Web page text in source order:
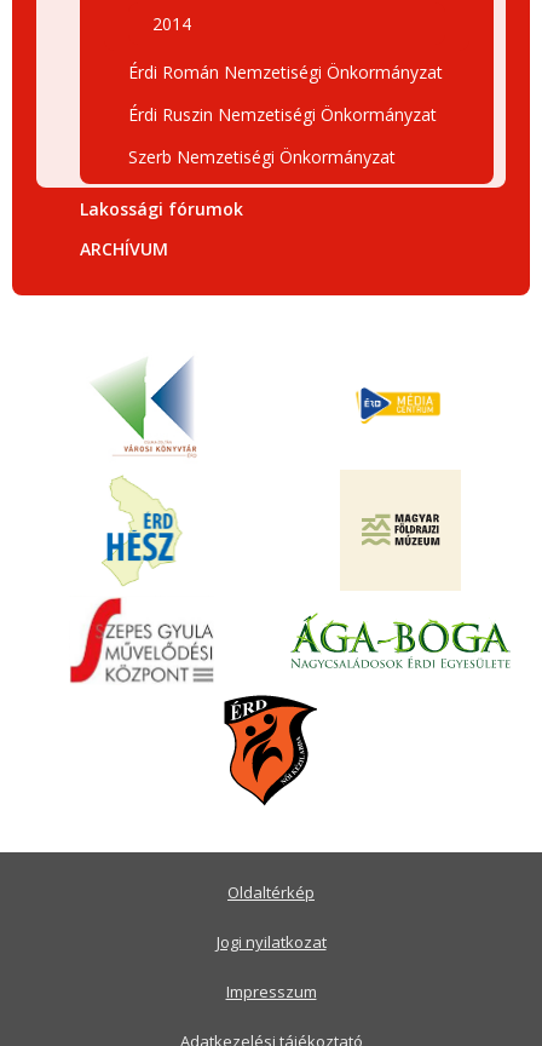
2014
Érdi Román Nemzetiségi Önkormányzat
Érdi Ruszin Nemzetiségi Önkormányzat
Szerb Nemzetiségi Önkormányzat
Lakossági fórumok
ARCHÍVUM
Oldaltérkép
Jogi nyilatkozat
Impresszum
Adatkezelési tájékoztató